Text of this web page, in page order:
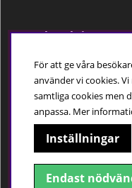
Trygg betalning
Följ oss
För att ge våra
använder vi cookies.
samtliga cookies men
anpassa. Mer
Inställningar
Endast